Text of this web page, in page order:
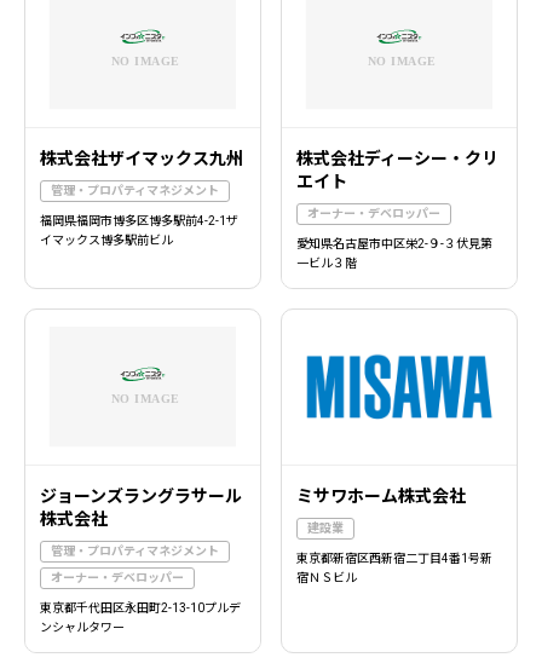
株式会社ザイマックス九州
管理・プロパティマネジメント
福岡県福岡市博多区博多駅前4-2-1ザ
イマックス博多駅前ビル
株式会社ディーシー・クリ
エイト
オーナー・デベロッパー
愛知県名古屋市中区栄2-９-３伏見第
一ビル３階
ジョーンズラングラサール
株式会社
管理・プロパティマネジメント
オーナー・デベロッパー
東京都千代田区永田町2-13-10プルデ
ンシャルタワー
ミサワホーム株式会社
建設業
東京都新宿区西新宿二丁目4番1号新
宿ＮＳビル